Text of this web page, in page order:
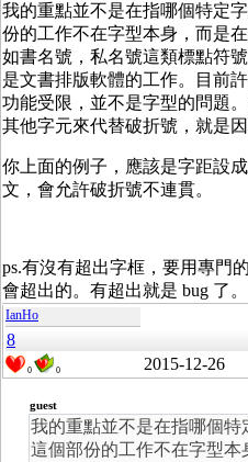
我的重點並不是在指哪個特定
份的工作不在字型本身，而是
如書名號，私名號這類標點符
是文書排版軟體的工作。目前
功能受限，並不是字型的問題
其他字元來代替破折號，就是
你上面的例子，應該是字距設
文，會允許破折號不連貫。
ps.有沒有超出字框，要用專門
會超出的。有超出就是 bug 了。
IanHo
8
0 0 2015-12-26
guest
我的重點並不是在指哪個
這個部份的工作不在字型本